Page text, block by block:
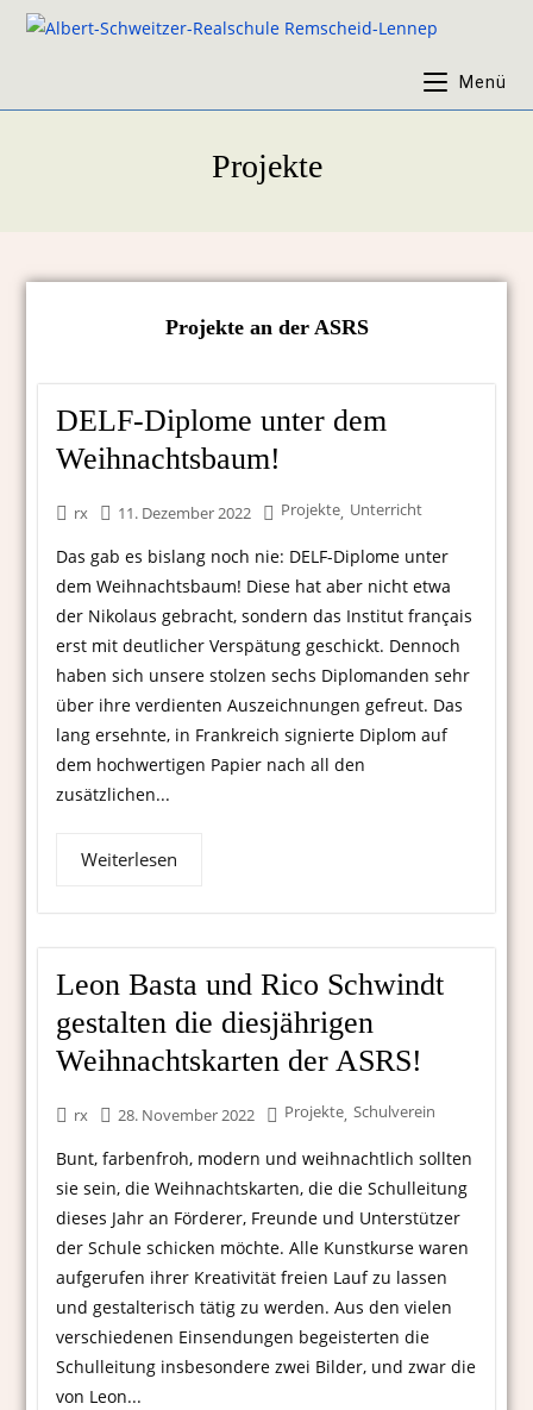
Menü
Projekte
Projekte an der ASRS
DELF-Diplome unter dem
Weihnachtsbaum!
rx 11. Dezember 2022 Projekte, Unterricht
Das gab es bislang noch nie: DELF-Diplome unter
dem Weihnachtsbaum! Diese hat aber nicht etwa
der Nikolaus gebracht, sondern das Institut français
erst mit deutlicher Verspätung geschickt. Dennoch
haben sich unsere stolzen sechs Diplomanden sehr
über ihre verdienten Auszeichnungen gefreut. Das
lang ersehnte, in Frankreich signierte Diplom auf
dem hochwertigen Papier nach all den
zusätzlichen...
Weiterlesen
Leon Basta und Rico Schwindt
gestalten die diesjährigen
Weihnachtskarten der ASRS!
rx 28. November 2022 Projekte, Schulverein
Bunt, farbenfroh, modern und weihnachtlich sollten
sie sein, die Weihnachtskarten, die die Schulleitung
dieses Jahr an Förderer, Freunde und Unterstützer
der Schule schicken möchte. Alle Kunstkurse waren
aufgerufen ihrer Kreativität freien Lauf zu lassen
und gestalterisch tätig zu werden. Aus den vielen
verschiedenen Einsendungen begeisterten die
Schulleitung insbesondere zwei Bilder, und zwar die
von Leon...